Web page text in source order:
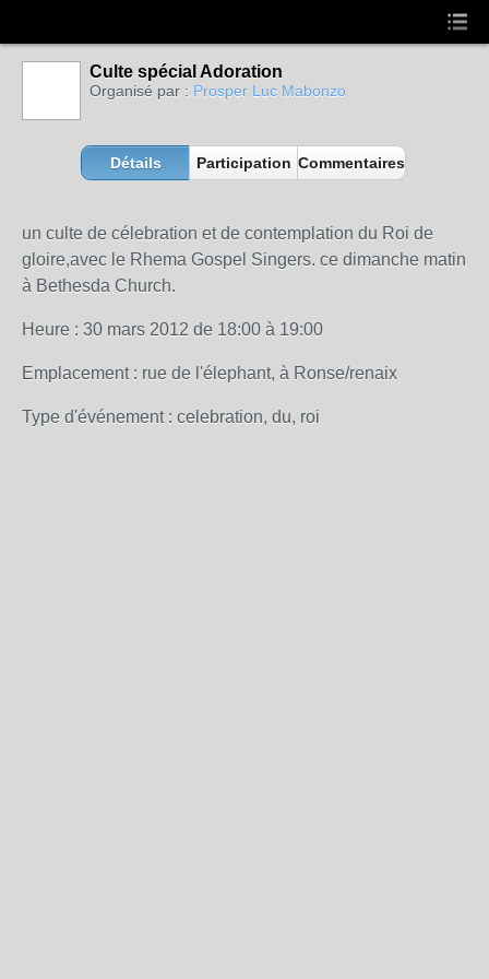
Culte spécial Adoration
Organisé par : Prosper Luc Mabonzo
Détails Participation Commentaires
un culte de célebration et de contemplation du Roi de
gloire,avec le Rhema Gospel Singers. ce dimanche matin
à Bethesda Church.
Heure : 30 mars 2012 de 18:00 à 19:00
Emplacement : rue de l'élephant, à Ronse/renaix
Type d'événement : celebration, du, roi